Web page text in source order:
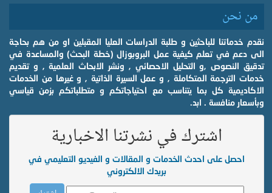
من نحن
نقدم خدماتنا للباحثين و طلبة الدراسات العليا المقبلين او من هم بحاجة
الى دعم في تعلم كيفية عمل البروبوزال (خطة البحث) والمساعدة في
تدقيق النصوص ,و التحليل الاحصائي , ونشر الابحاث العلمية , و تقديم
خدمات الترجمة المتكاملة , و عمل السيرة الذاتية , و غيرها من الخدمات
الاكاديمية كل بما يتناسب مع احتياجاتكم و متطلباتكم بزمن قياسي
وبأسعار منافسة . ابد.
اشترك في نشرتنا الاخبارية
احصل على احدث الخدمات و المقالات و الفيديو التعليمي في
بريدك الالكتروني